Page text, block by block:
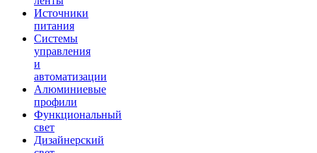
Источники
питания
Системы
управления
и
автоматизации
Алюминиевые
профили
Функциональный
свет
Дизайнерский